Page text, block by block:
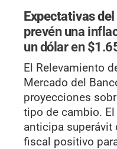
Expectativas
prevén una
un dólar en
El Relevamiento
Mercado del
proyecciones
tipo de cambio.
anticipa superávit
fiscal positivo